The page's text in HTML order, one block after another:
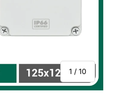
1 / of
10